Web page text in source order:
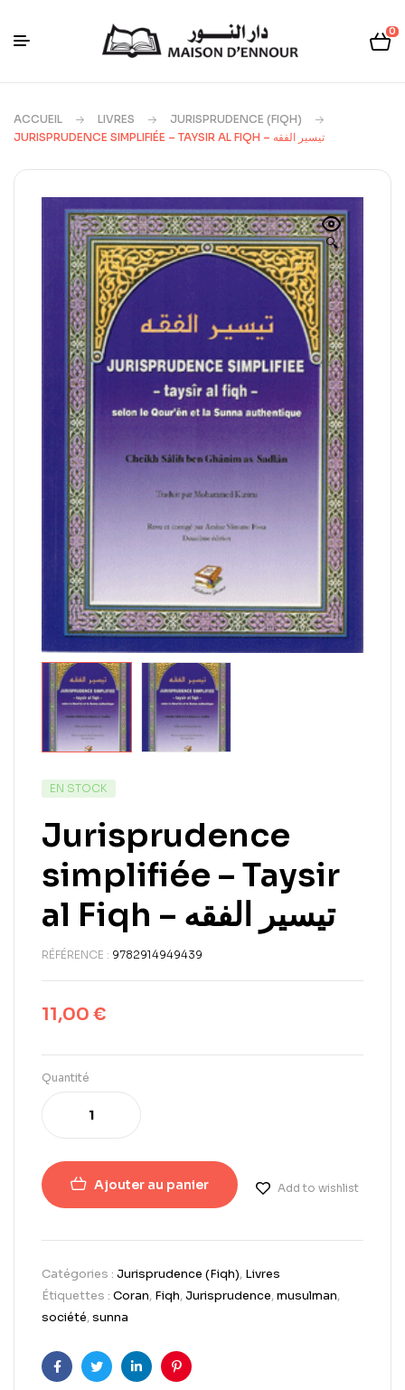
0
ACCUEIL LIVRES
JURISPRUDENCE (FIQH)
JURISPRUDENCE SIMPLIFIÉE – TAYSIR AL FIQH – تيسير الفقه
🔍
EN STOCK
Jurisprudence
simplifiée – Taysir
al Fiqh – تيسير الفقه
RÉFÉRENCE : 9782914949439
11,00 €
Quantité
Ajouter au panier Add to wishlist
Catégories : Jurisprudence (Fiqh), Livres
Étiquettes : Coran, Fiqh,Jurisprudence,musulman,
société,sunna
FacebookTwitterLinkedInPinterest